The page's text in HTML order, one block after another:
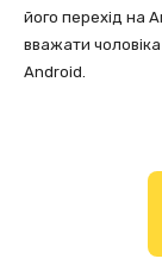
його перехід на
вважати
Android.